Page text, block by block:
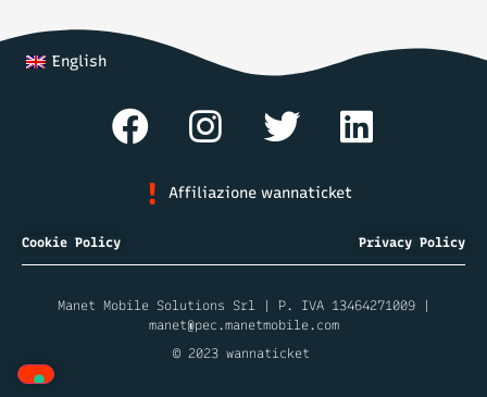
English
Affiliazione wannaticket
Cookie Policy Privacy Policy
Manet Mobile Solutions Srl | P. IVA 13464271009 |
manet@pec.manetmobile.com
© 2023 wannaticket